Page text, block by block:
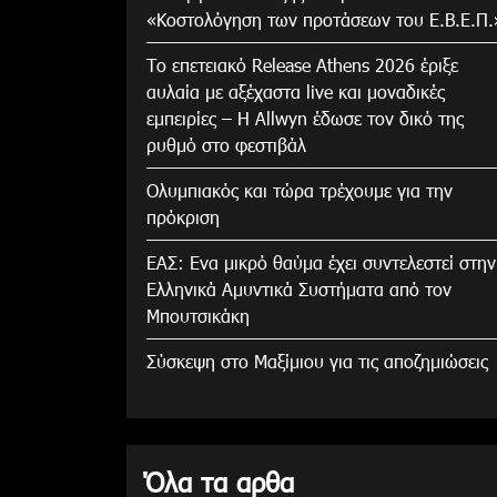
«Κοστολόγηση των προτάσεων του
Το επετειακό Release Athens 2026 έριξε
αυλαία με αξέχαστα live και μοναδικές
εμπειρίες – Η Allwyn έδωσε τον δικό της
ρυθμό στο φεστιβάλ
Ολυμπιακός και τώρα τρέχουμε για την
πρόκριση
ΕΑΣ: Ενα μικρό θαύμα έχει συντελεστεί στην
Ελληνικά Αμυντικά Συστήματα από τον
Μπουτσικάκη
Σύσκεψη στο Μαξίμιου για τις αποζημιώσεις
Όλα τα αρθα